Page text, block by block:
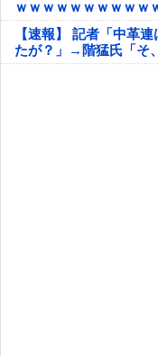
ｗｗｗｗｗｗｗｗｗｗ
ｗｗｗｗｗ
【速報】 記者「中革
たが？」→階猛氏「そ